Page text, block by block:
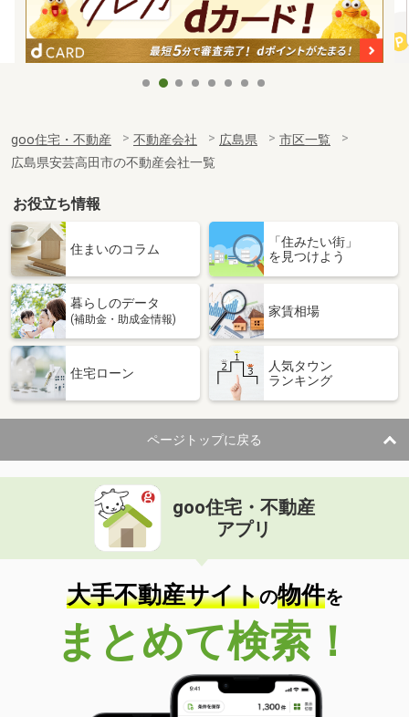
goo住宅・不動産 不動産会社 広島県
市区一覧
広島県安芸高田市の不動産会社一覧
お役立ち情報
住まいのコラム
「住みたい街」
を見つけよう
暮らしのデータ
(補助金・助成金情報)
家賃相場
住宅ローン
人気タウン
ランキング
ページトップに戻る
goo住宅・不動産
アプリ
大手不動産サイトの物件を
まとめて検索！